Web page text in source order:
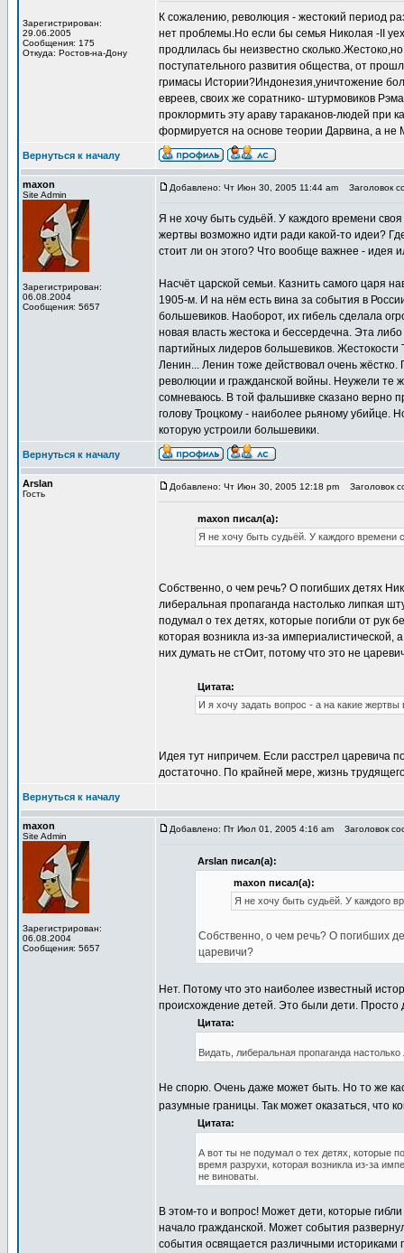
Зарегистрирован:
29.06.2005
Сообщения: 175
Откуда: Ростов-на-Дону
К сожалению, революция - жестокий период
нет проблемы.Но если бы семья Николая -II
продлилась бы неизвестно
поступательного развития общества, от
гримасы Истории?Индонезия,уничтожение
евреев, своих же соратнико- штурмовиков
проклормить эту араву тараканов-людей при
формируется на основе теории Дарвина, а не
Вернуться к началу
maxon
Site Admin
Зарегистрирован:
06.08.2004
Сообщения: 5657
Добавлено: Чт Июн 30, 2005 11:44 am Заголовок
Я не хочу быть судьёй. У каждого времени
жертвы возможно идти ради какой-то идеи?
стоит ли он этого? Что вообще важнее - идея
Насчёт царской семьи. Казнить самого царя
1905-м. И на нём есть вина за события в
большевиков. Наоборот, их гибель сделала
новая власть жестока и бессердечна. Эта
партийных лидеров большевиков.
Ленин... Ленин тоже действовал очень
революции и гражданской войны. Неужели те
сомневаюсь. В той фальшивке сказано верно
голову Троцкому - наиболее рьяному убийце.
которую устроили большевики.
Вернуться к началу
Arslan
Гость
Добавлено: Чт Июн 30, 2005 12:18 pm Заголовок
maxon писал(а):
Я не хочу быть судьёй. У каждого времени
Собственно, о чем речь? О погибших детях
либеральная пропаганда настолько липкая
подумал о тех детях, которые погибли от рук
которая возникла из-за
них думать не стОит, потому что это не
Цитата:
И я хочу задать вопрос - а на какие
Идея тут нипричем. Если расстрел царевича
достаточно. По крайней мере, жизнь
Вернуться к началу
maxon
Site Admin
Зарегистрирован:
06.08.2004
Сообщения: 5657
Добавлено: Пт Июл 01, 2005 4:16 am Заголовок
Arslan писал(а):
maxon писал(а):
Я не хочу быть судьёй. У каждого
Собственно, о чем речь? О погибших
царевичи?
Нет. Потому что это наиболее известный
происхождение детей. Это были дети. Просто
Цитата:
Видать, либеральная пропаганда
Не спорю. Очень даже может быть. Но то же
разумные границы. Так может оказаться, что
Цитата:
А вот ты не подумал о тех детях, которые
время разрухи, которая возникла из-за
не виноваты.
В этом-то и вопрос! Может дети, которые
начало гражданской. Может события
события освящается различными историками